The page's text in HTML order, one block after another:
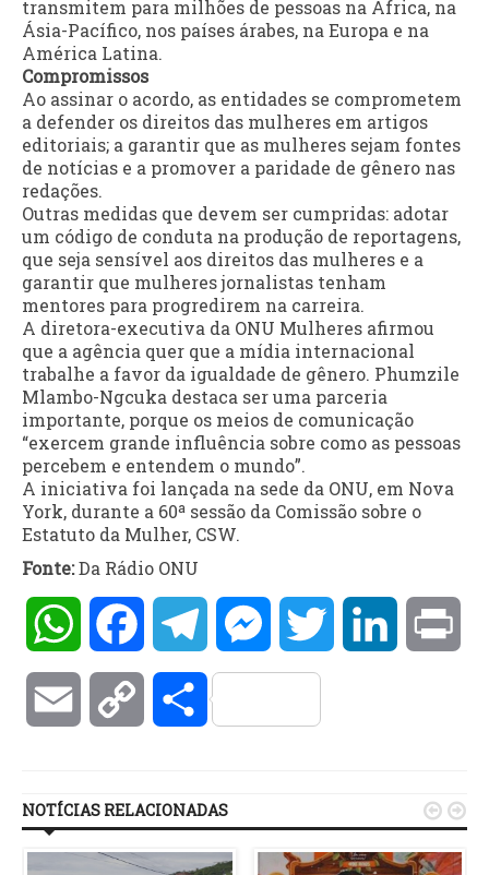
transmitem para milhões de pessoas na África, na
Ásia-Pacífico, nos países árabes, na Europa e na
América Latina.
Compromissos
Ao assinar o acordo, as entidades se comprometem
a defender os direitos das mulheres em artigos
editoriais; a garantir que as mulheres sejam fontes
de notícias e a promover a paridade de gênero nas
redações.
Outras medidas que devem ser cumpridas: adotar
um código de conduta na produção de reportagens,
que seja sensível aos direitos das mulheres e a
garantir que mulheres jornalistas tenham
mentores para progredirem na carreira.
A diretora-executiva da ONU Mulheres afirmou
que a agência quer que a mídia internacional
trabalhe a favor da igualdade de gênero. Phumzile
Mlambo-Ngcuka destaca ser uma parceria
importante, porque os meios de comunicação
“exercem grande influência sobre como as pessoas
percebem e entendem o mundo”.
A iniciativa foi lançada na sede da ONU, em Nova
York, durante a 60ª sessão da Comissão sobre o
Estatuto da Mulher, CSW.
Fonte:Da Rádio ONU
WhatsAppFacebookTelegramMessengerTwitter LinkedIn
Email Copy Compartilhar
NOTÍCIAS RELACIONADAS  